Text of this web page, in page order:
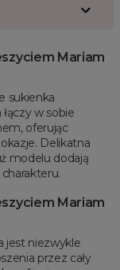
Mariam
sukienka
w sobie
oferując
Delikatna
modelu dodają
Mariam
jest niezwykle
przez cały